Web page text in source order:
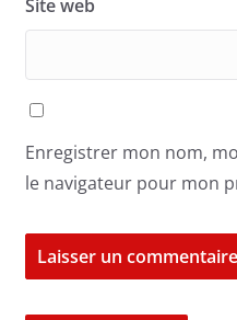
Site web
Enregistrer mon nom,
le navigateur pour mon